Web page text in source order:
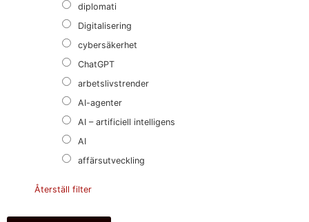
diplomati
Digitalisering
cybersäkerhet
ChatGPT
arbetslivstrender
AI-agenter
AI – artificiell intelligens
AI
affärsutveckling
Återställ filter